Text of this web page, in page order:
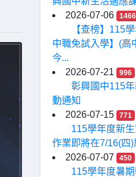
2026-07-06
1466
【查榜】115
中職免試入學】(高
今...
2026-07-21
996
彰興國中115
動通知
2026-07-15
771
115學年度新
作業即將在7/16(四
2026-07-07
450
115學年度暑